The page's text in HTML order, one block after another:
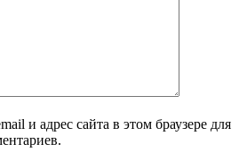
и адрес сайта в этом браузере для